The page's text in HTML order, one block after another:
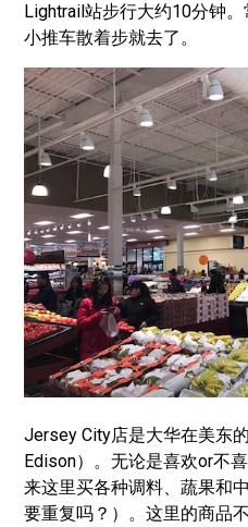
Lightrail站步行大约10分钟
小推车散着步就去了。
Jersey City店是大华在美东
Edison）。无论是喜欢or不
来这里买各种调料、蔬果和
要重复吗？）。这里的商品